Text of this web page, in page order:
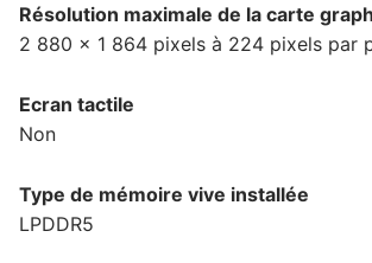
Résolution maximale de la carte
2 880 x 1 864 pixels à 224 pixels par
Ecran tactile
Non
Type de mémoire vive installée
LPDDR5